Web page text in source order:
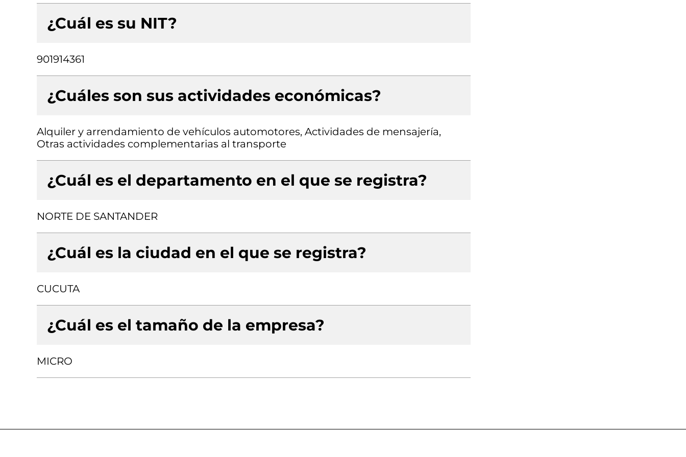
¿Cuál es su NIT?
901914361
¿Cuáles son sus actividades económicas?
Alquiler y arrendamiento de vehículos automotores, Actividades de mensajería,
Otras actividades complementarias al transporte
¿Cuál es el departamento en el que se registra?
NORTE DE SANTANDER
¿Cuál es la ciudad en el que se registra?
CUCUTA
¿Cuál es el tamaño de la empresa?
MICRO